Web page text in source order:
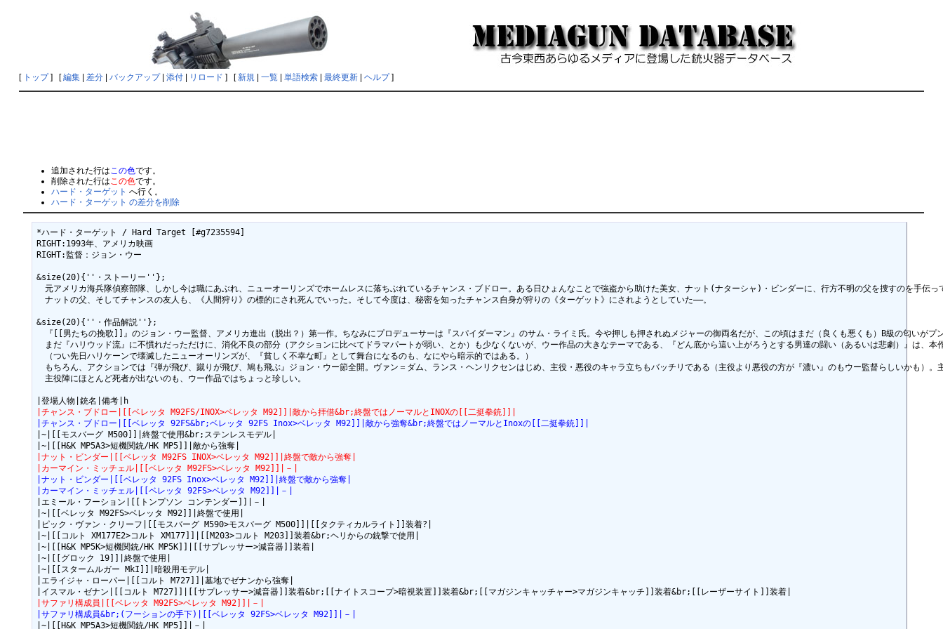
[ トップ] [編集| 差分| バックアップ| 添付| リロード ] [新規| 一覧| 単語検索| 最終更新| ヘルプ]
追加された行はこの色です。
削除された行はこの色です。
ハード・ターゲット へ行く。
ハード・ターゲット の差分を削除
*ハード・ターゲット / Hard Target [#g7235594]
RIGHT:1993年、アメリカ映画
RIGHT:監督：ジョン・ウー
&size(20){''・ストーリー''};
元アメリカ海兵隊偵察部隊、しかし今は職にあぶれ、ニューオーリンズでホームレスに落ちぶれているチャンス・ブドロー。ある日ひょんなことで強盗から助けた美女、ナット(ナターシャ)・ビンダーに、行方不明の父を捜すのを
ナットの父、そしてチャンスの友人も、《人間狩り》の標的にされ死んでいった。そして今度は、秘密を知ったチャンス自身が狩りの《ターゲット》にされようとしていた――。
&size(20){''・作品解説''};
『[[男たちの挽歌]]』のジョン・ウー監督、アメリカ進出（脱出？）第一作。ちなみにプロデューサーは『スパイダーマン』のサム・ライミ氏。今や押しも押されぬメジャーの御両名だが、この頃はまだ（良くも悪くも）B級の匂いがプ
まだ『ハリウッド流』に不慣れだっただけに、消化不良の部分（アクションに比べてドラマパートが弱い、とか）も少なくないが、ウー作品の大きなテーマである、『どん底から這い上がろうとする男達の闘い（あるいは悲劇）』は、本
（つい先日ハリケーンで壊滅したニューオーリンズが、『貧しく不幸な町』として舞台になるのも、なにやら暗示的ではある。）
もちろん、アクションでは『弾が飛び、蹴りが飛び、鳩も飛ぶ』ジョン・ウー節全開。ヴァン＝ダム、ランス・ヘンリクセンはじめ、主役・悪役のキャラ立ちもバッチリである（主役より悪役の方が『濃い』のもウー監督らしいかも
主役陣にほとんど死者が出ないのも、ウー作品ではちょっと珍しい。
|登場人物|銃名|備考|h
|チャンス・ブドロー|[[ベレッタ M92FS/INOX>ベレッタ M92]]|敵から拝借&br;終盤ではノーマルとINOXの[[二挺拳銃]]|
|チャンス・ブドロー|[[ベレッタ 92FS&br;ベレッタ 92FS Inox>ベレッタ M92]]|敵から強奪&br;終盤ではノーマルとInoxの[[二挺拳銃]]|
|~|[[モスバーグ M500]]|終盤で使用&br;ステンレスモデル|
|ナット・ビンダー|[[ベレッタ M92FS INOX>ベレッタ M92]]|終盤で敵から強奪|
|カーマイン・ミッチェル|[[ベレッタ M92FS>ベレッタ M92]]|－|
|ナット・ビンダー|[[ベレッタ 92FS Inox>ベレッタ M92]]|終盤で敵から強奪|
|カーマイン・ミッチェル|[[ベレッタ 92FS>ベレッタ M92]]|－|
|エミール・フーション|[[トンプソン コンテンダー]]|－|
|~|[[ベレッタ M92FS>ベレッタ M92]]|終盤で使用|
|ピック・ヴァン・クリーフ|[[モスバーグ M590>モスバーグ M500]]|[[タクティカルライト]]装着?|
|~|[[コルト XM177E2>コルト XM177]]|[[M203>コルト M203]]装着&br;ヘリからの銃撃で使用|
|~|[[H&K MP5K>短機関銃/HK MP5K]]|[[サプレッサー>減音器]]装着|
|~|[[グロック 19]]|終盤で使用|
|~|[[スタームルガー MkI]]|暗殺用モデル|
|エライジャ・ローパー|[[コルト M727]]|墓地でゼナンから強奪|
|サファリ構成員|[[ベレッタ M92FS>ベレッタ M92]]|－|
|サファリ構成員&br;(フーションの手下)|[[ベレッタ 92FS>ベレッタ M92]]|－|
|~|[[H&K MP5A3>短機関銃/HK MP5]]|－|